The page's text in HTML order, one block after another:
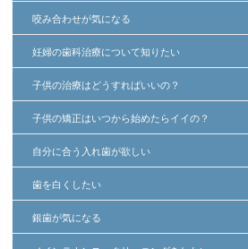
咬み合わせが気になる
妊婦の歯科治療について知りたい
子供の治療はどうすればいいの？
子供の矯正はいつから始めたらイイの？
自分に合う入れ歯が欲しい
歯を白くしたい
銀歯が気になる